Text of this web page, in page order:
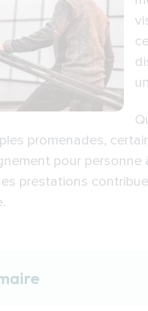
promenades,
pour personne
prestations